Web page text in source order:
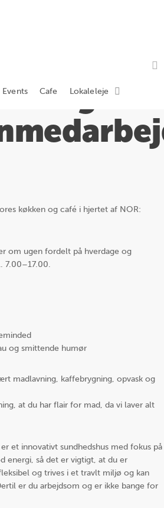
Events Cafe
Lokaleleje
og
køkken og café i hjertet af NOR:
om ugen fordelt på hverdage og
7.00–17.00.
og smittende humør
madlavning, kaffebrygning, opvask og
at du har flair for mad, da vi laver alt
et innovativt sundhedshus med fokus på
energi, så det er vigtigt, at du er
og trives i et travlt miljø og kan
er du arbejdsom og er ikke bange for